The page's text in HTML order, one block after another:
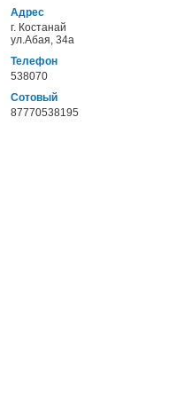
Адрес
г. Костанай
ул.Абая, 34а
Телефон
538070
Сотовый
87770538195